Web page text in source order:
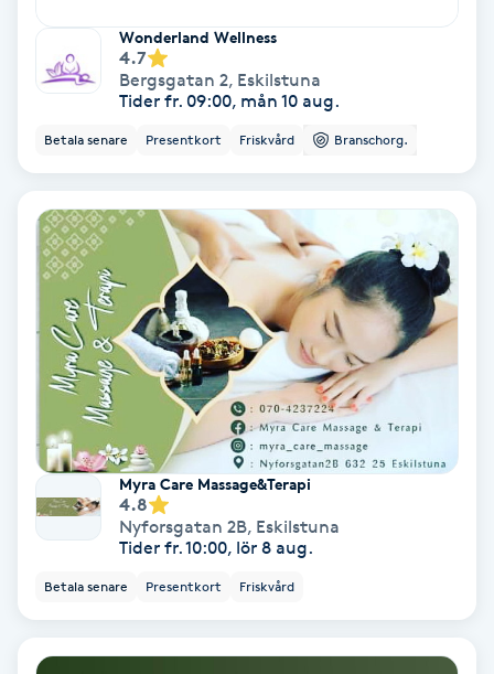
Mixfransar
Nagelförlängning
Nagelförlängning akryl
Nagelförlängning gelé
Nagelförlängning glasfiber
Nagelförlängning silke
Nagelförstärkning
Nagelklippning
Wonderland Wellness
4.7
Bergsgatan 2, Eskilstuna
Tider fr. 09:00, mån 10 aug.
Betala senare Presentkort Friskvård Branschorg.
Myra Care Massage&Terapi
4.8
Nyforsgatan 2B, Eskilstuna
Tider fr. 10:00, lör 8 aug.
Betala senare Presentkort Friskvård